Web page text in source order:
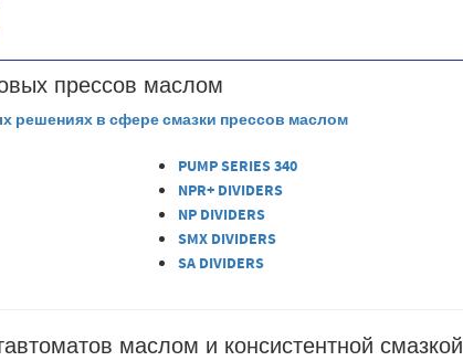
прессов маслом
решениях в сфере смазки прессов маслом
PUMP SERIES 340
NPR+ DIVIDERS
NP DIVIDERS
SMX DIVIDERS
SA DIVIDERS
маслом и консистентной смазкой